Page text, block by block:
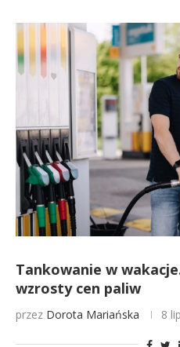
Tankowanie w
wzrosty cen paliw
przez Dorota Mariańska 8